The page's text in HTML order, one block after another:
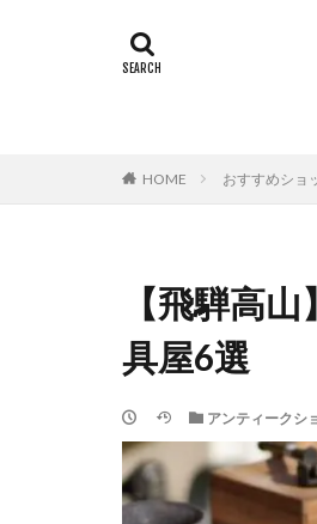
HOME おすすめショ
【飛騨高
具屋6選
アンティークシ